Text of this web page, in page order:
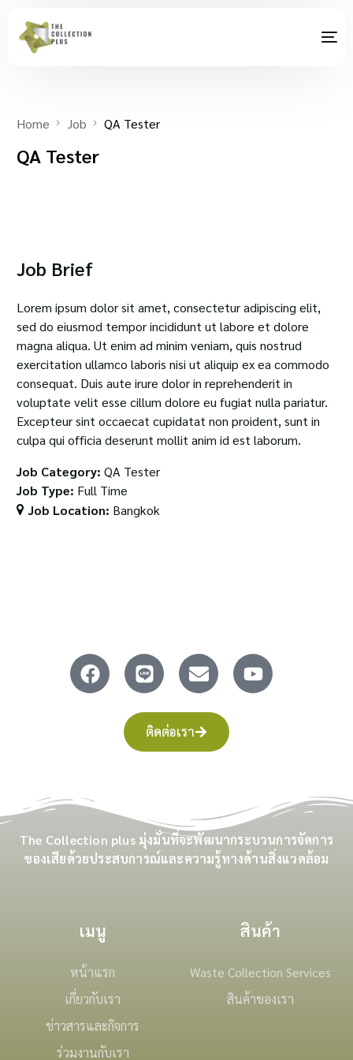
Home Job QA Tester
QA Tester
Job Brief
Lorem ipsum dolor sit amet, consectetur adipiscing elit,
sed do eiusmod tempor incididunt ut labore et dolore
magna aliqua. Ut enim ad minim veniam, quis nostrud
exercitation ullamco laboris nisi ut aliquip ex ea commodo
consequat. Duis aute irure dolor in reprehenderit in
voluptate velit esse cillum dolore eu fugiat nulla pariatur.
Excepteur sint occaecat cupidatat non proident, sunt in
culpa qui officia deserunt mollit anim id est laborum.
Job Category:QA Tester
Job Type: Full Time
Job Location: Bangkok
ติดต่อเรา
The Collection plus มุ่งมั่นที่จะพัฒนากระบวนการจัดการ
ของเสียด้วยประสบการณ์และความรู้ทางด้านสิ่งแวดล้อม
เมนู
หน้าแรก
เกี่ยวกับเรา
ข่าวสารและกิจการ
ร่วมงานกับเรา
สินค้า
Waste Collection Services
สินค้าของเรา